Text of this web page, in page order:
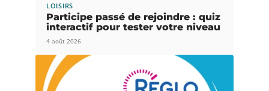
LOISIRS
Participe passé de rejoindre : quiz
interactif pour tester votre niveau
4 août 2026